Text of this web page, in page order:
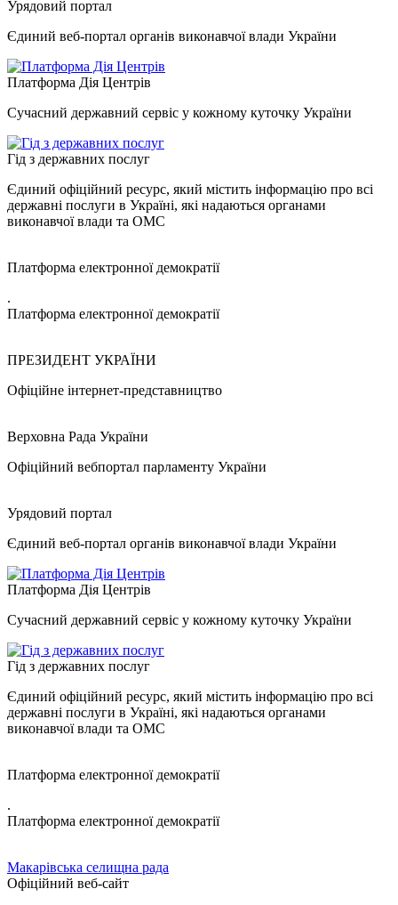
Урядовий портал
Єдиний веб-портал органів виконавчої влади України
Платформа Дія Центрів
Сучасний державний сервіс у кожному куточку України
Гід з державних послуг
Єдиний офіційний ресурс, який містить інформацію про всі
державні послуги в Україні, які надаються органами
виконавчої влади та ОМС
Платформа електронної демократії
.
Платформа електронної демократії
ПРЕЗИДЕНТ УКРАЇНИ
Офіційне інтернет-представництво
Верховна Рада України
Офіційний вебпортал парламенту України
Урядовий портал
Єдиний веб-портал органів виконавчої влади України
Платформа Дія Центрів
Сучасний державний сервіс у кожному куточку України
Гід з державних послуг
Єдиний офіційний ресурс, який містить інформацію про всі
державні послуги в Україні, які надаються органами
виконавчої влади та ОМС
Платформа електронної демократії
.
Платформа електронної демократії
Макарівська селищна рада
Офіційний веб-сайт